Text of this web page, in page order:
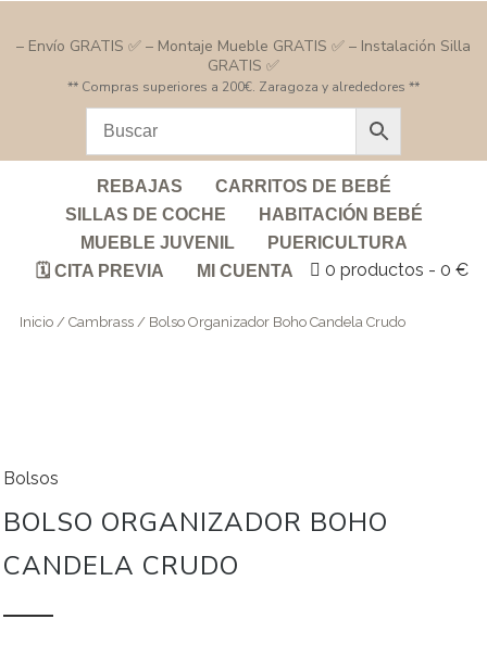
– Envío GRATIS ✅ – Montaje Mueble GRATIS ✅ – Instalación Silla
GRATIS ✅
** Compras superiores a 200€. Zaragoza y alrededores **
REBAJAS
CARRITOS DE BEBÉ
SILLAS DE COCHE
HABITACIÓN BEBÉ
MUEBLE JUVENIL
PUERICULTURA
🗓️ CITA PREVIA
MI CUENTA 0 productos 0 €
Inicio / Cambrass / Bolso Organizador Boho Candela Crudo
Bolsos
BOLSO ORGANIZADOR BOHO
CANDELA CRUDO